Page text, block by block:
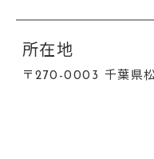
所在地
〒270-0003 千葉県